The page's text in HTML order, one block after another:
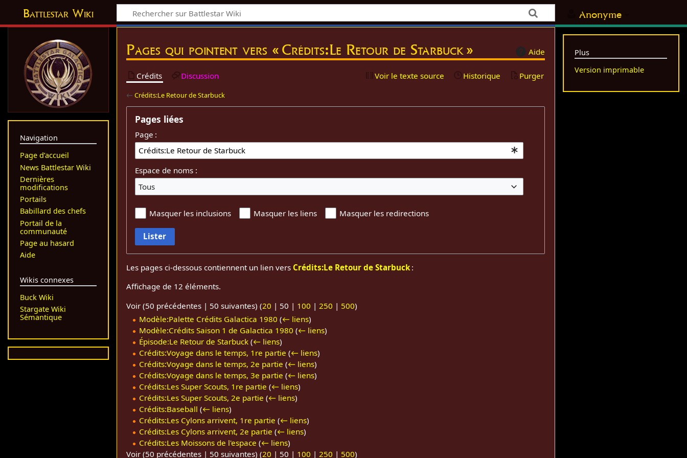
Anonyme
Battlestar Wiki
Aide
Pages qui pointent vers « Crédits:Le Retour de Starbuck »
Crédits Discussion Voir le texte source Historique Purger
←Crédits:Le Retour de Starbuck
Pages liées
Page :
Espace de noms :
Tous
Masquer les inclusions Masquer les liens Masquer les redirections
Lister
Les pages ci-dessous contiennent un lien vers Crédits:Le Retour de Starbuck:
Affichage de 12 éléments.
Voir (50 précédentes | 50 suivantes) (20 | 50 | 100 | 250 | 500)
Modèle:Palette Crédits Galactica 1980 (← liens)
Modèle:Crédits Saison 1 de Galactica 1980 (← liens)
Épisode:Le Retour de Starbuck (← liens)
Crédits:Voyage dans le temps, 1re partie (← liens)
Crédits:Voyage dans le temps, 2e partie (← liens)
Crédits:Voyage dans le temps, 3e partie (← liens)
Crédits:Les Super Scouts, 1re partie (← liens)
Crédits:Les Super Scouts, 2e partie (← liens)
Crédits:Baseball (← liens)
Crédits:Les Cylons arrivent, 1re partie (← liens)
Crédits:Les Cylons arrivent, 2e partie (← liens)
Crédits:Les Moissons de l'espace (← liens)
Voir (50 précédentes | 50 suivantes) (20 | 50 | 100 |250 | 500)
Navigation
Page d’accueil
News Battlestar Wiki
Dernières
modifications
Portails
Babillard des chefs
Portail de la
communauté
Page au hasard
Aide
Wikis connexes
Buck Wiki
Stargate Wiki
Sémantique
Plus
Version imprimable